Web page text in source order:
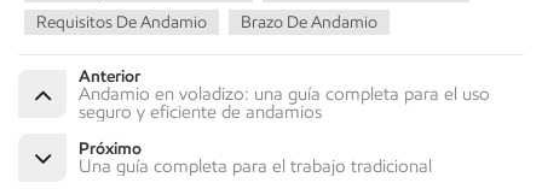
Requisitos De Andamio
Brazo De Andamio
Anterior
Andamio en voladizo: una guía completa para el uso
seguro y eficiente de andamios
Próximo
Una guía completa para el trabajo tradicional